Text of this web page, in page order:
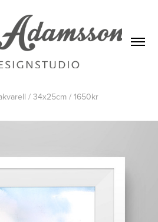
/ 34x25cm / 1650kr